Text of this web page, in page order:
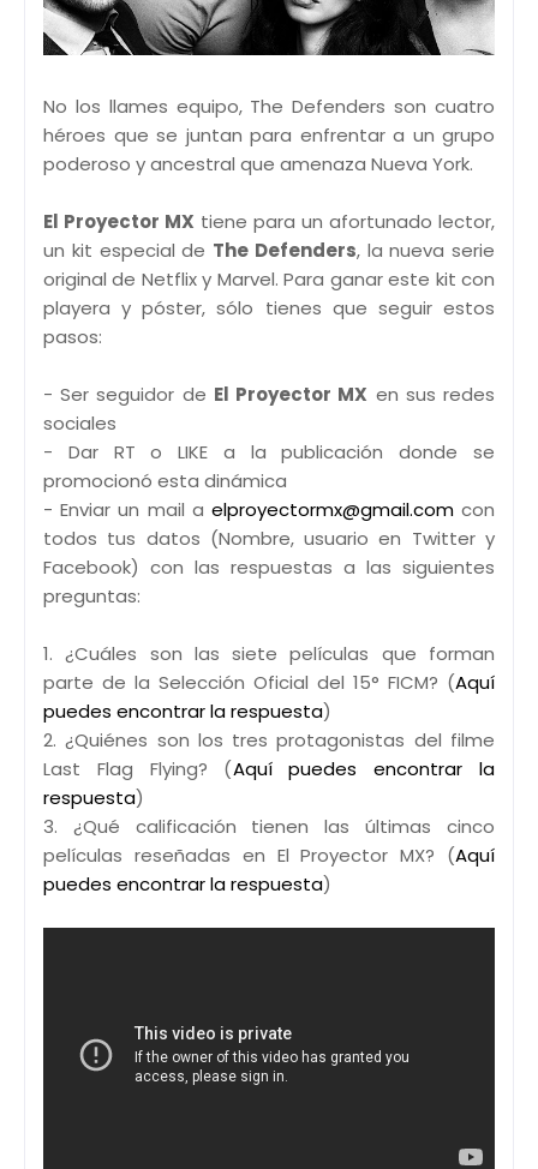
No los llames equipo, The Defenders son cuatro
héroes que se juntan para enfrentar a un grupo
poderoso y ancestral que amenaza Nueva York.
El Proyector MX tiene para un afortunado lector,
un kit especial de The Defenders, la nueva serie
original de Netflix y Marvel. Para ganar este kit con
playera y póster, sólo tienes que seguir estos
pasos:
- Ser seguidor de El Proyector MX en sus redes
sociales
- Dar RT o LIKE a la publicación donde se
promocionó esta dinámica
- Enviar un mail a elproyectormx@gmail.comcon
todos tus datos (Nombre, usuario en Twitter y
Facebook) con las respuestas a las siguientes
preguntas:
1. ¿Cuáles son las siete películas que forman
parte de la Selección Oficial del 15° FICM? (Aquí
puedes encontrar la respuesta)
2. ¿Quiénes son los tres protagonistas del filme
Last Flag Flying? (Aquí puedes encontrar la
respuesta)
3. ¿Qué calificación tienen las últimas cinco
películas reseñadas en El Proyector MX? (Aquí
puedes encontrar la respuesta)